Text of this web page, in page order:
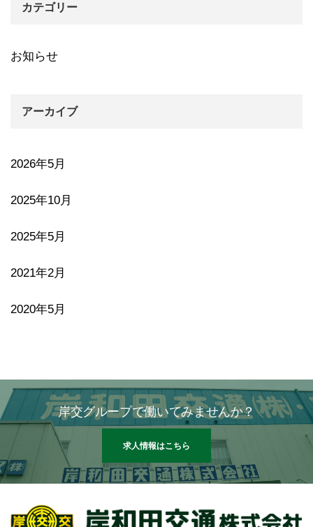
カテゴリー
お知らせ
アーカイブ
2026年5月
2025年10月
2025年5月
2021年2月
2020年5月
岸交グループで働いてみませんか？
求人情報はこちら